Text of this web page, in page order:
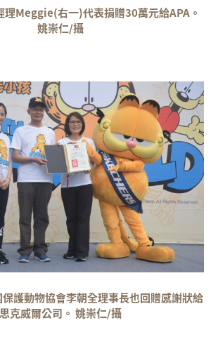
理Meggie(右一)代表捐贈30萬元給APA。
姚崇仁/攝
護動物協會李朝全理事長也回贈感謝狀給
思克威爾公司。 姚崇仁/攝